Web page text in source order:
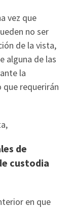
vez que
no ser
de la vista,
alguna de las
la
requerirán
de
custodia
en que